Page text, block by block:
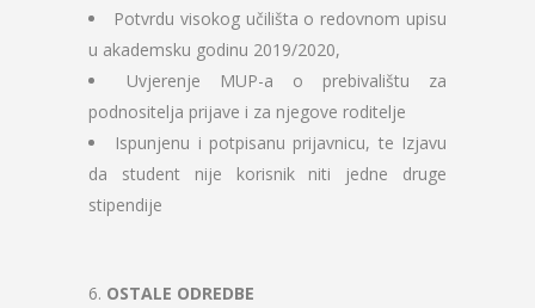
Potvrdu visokog učilišta o redovnom upisu
u akademsku godinu 2019/2020,
Uvjerenje MUP-a o prebivalištu za
podnositelja prijave i za njegove roditelje
Ispunjenu i potpisanu prijavnicu, te Izjavu
da student nije korisnik niti jedne druge
stipendije
6. OSTALE ODREDBE